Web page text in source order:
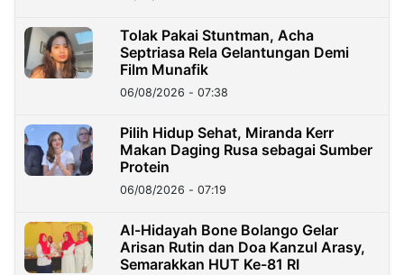
Tolak Pakai Stuntman, Acha
Septriasa Rela Gelantungan Demi
Film Munafik
06/08/2026 - 07:38
Pilih Hidup Sehat, Miranda Kerr
Makan Daging Rusa sebagai Sumber
Protein
06/08/2026 - 07:19
Al-Hidayah Bone Bolango Gelar
Arisan Rutin dan Doa Kanzul Arasy,
Semarakkan HUT Ke-81 RI